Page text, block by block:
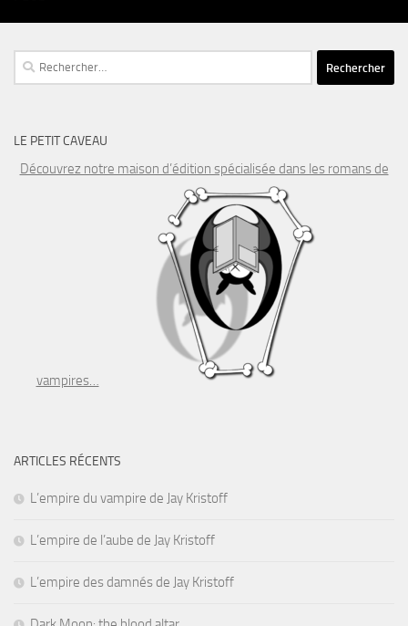
Rechercher :
LE PETIT CAVEAU
Découvrez notre maison d’édition spécialisée dans les romans de
vampires…
ARTICLES RÉCENTS
L’empire du vampire de Jay Kristoff
L’empire de l’aube de Jay Kristoff
L’empire des damnés de Jay Kristoff